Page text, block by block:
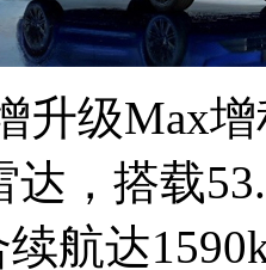
升级Max
达，搭载
航达